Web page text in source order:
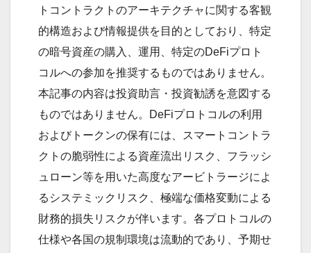
トコントラクトのアーキテクチャに関する客観
的構造および情報提供を目的としており、特定
の暗号資産の購入、運用、特定のDeFiプロト
コルへの参加を推奨するものではありません。
本記事の内容は投資助言・投資勧誘を意図する
ものではありません。DeFiプロトコルの利用
およびトークンの保有には、スマートコントラ
クトの脆弱性による資産流出リスク、フラッシ
ュローン等を用いた高度なアービトラージによ
るシステミックリスク、極端な価格変動による
財務的損失リスクが伴います。各プロトコルの
仕様や各国の規制環境は流動的であり、予期せ